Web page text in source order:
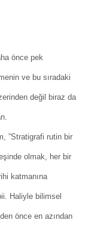
önce pek
ve bu sıradaki
değil biraz da
”Stratigrafi rutin bir
olmak, her bir
katmanına
Haliyle bilimsel
önce en azından